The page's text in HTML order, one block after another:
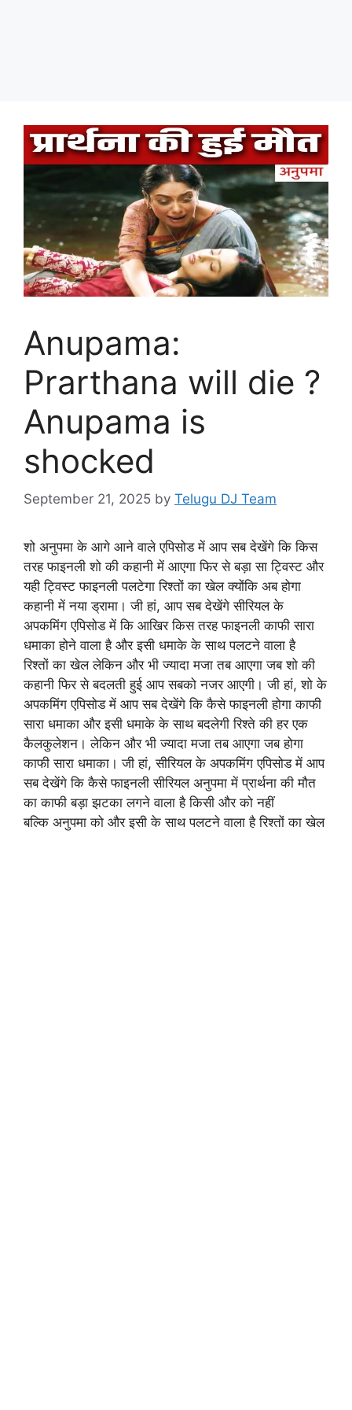
Anupama:
Prarthana will die ?
Anupama is
shocked
September 21, 2025 by Telugu DJ Team
शो अनुपमा के आगे आने वाले एपिसोड में आप सब देखेंगे कि किस
तरह फाइनली शो की कहानी में आएगा फिर से बड़ा सा ट्विस्ट और
यही ट्विस्ट फाइनली पलटेगा रिश्तों का खेल क्योंकि अब होगा
कहानी में नया ड्रामा। जी हां, आप सब देखेंगे सीरियल के
अपकमिंग एपिसोड में कि आखिर किस तरह फाइनली काफी सारा
धमाका होने वाला है और इसी धमाके के साथ पलटने वाला है
रिश्तों का खेल लेकिन और भी ज्यादा मजा तब आएगा जब शो की
कहानी फिर से बदलती हुई आप सबको नजर आएगी। जी हां, शो के
अपकमिंग एपिसोड में आप सब देखेंगे कि कैसे फाइनली होगा काफी
सारा धमाका और इसी धमाके के साथ बदलेगी रिश्ते की हर एक
कैलकुलेशन। लेकिन और भी ज्यादा मजा तब आएगा जब होगा
काफी सारा धमाका। जी हां, सीरियल के अपकमिंग एपिसोड में आप
सब देखेंगे कि कैसे फाइनली सीरियल अनुपमा में प्रार्थना की मौत
का काफी बड़ा झटका लगने वाला है किसी और को नहीं
बल्कि अनुपमा को और इसी के साथ पलटने वाला है रिश्तों का खेल